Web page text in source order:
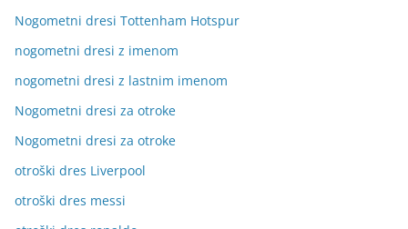
Nogometni dresi Tottenham Hotspur
nogometni dresi z imenom
nogometni dresi z lastnim imenom
Nogometni dresi za otroke
Nogometni dresi za otroke
otroški dres Liverpool
otroški dres messi